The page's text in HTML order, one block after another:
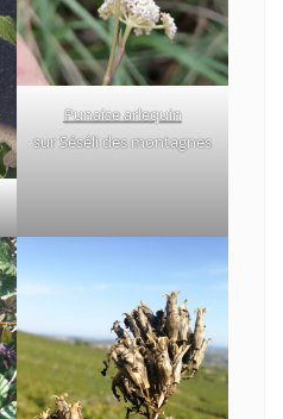
Punaise arlequin
sur Séséli des montagnes